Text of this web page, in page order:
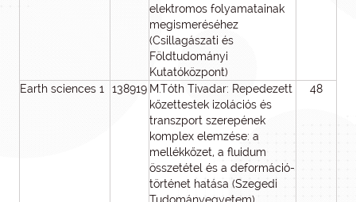
elektromos folyamatainak
megismeréséhez
(Csillagászati és
Földtudományi
Kutatóközpont)
Earth sciences 1 138919 M.Tóth Tivadar: Repedezett
kőzettestek izolációs és
transzport szerepének
komplex elemzése: a
mellékkőzet, a fluidum
összetétel és a deformáció-
történet hatása (Szegedi
48